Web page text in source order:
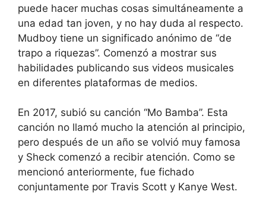
puede hacer muchas cosas simultáneamente a
una edad tan joven, y no hay duda al respecto.
Mudboy tiene un significado anónimo de “de
trapo a riquezas”. Comenzó a mostrar sus
habilidades publicando sus videos musicales
en diferentes plataformas de medios.
En 2017, subió su canción “Mo Bamba”. Esta
canción no llamó mucho la atención al principio,
pero después de un año se volvió muy famosa
y Sheck comenzó a recibir atención. Como se
mencionó anteriormente, fue fichado
conjuntamente por Travis Scott y Kanye West.